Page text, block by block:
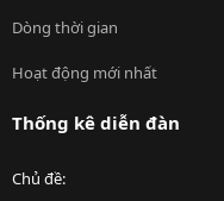
Dòng thời gian
Hoạt động mới nhất
Thống kê diễn đàn
Chủ đề